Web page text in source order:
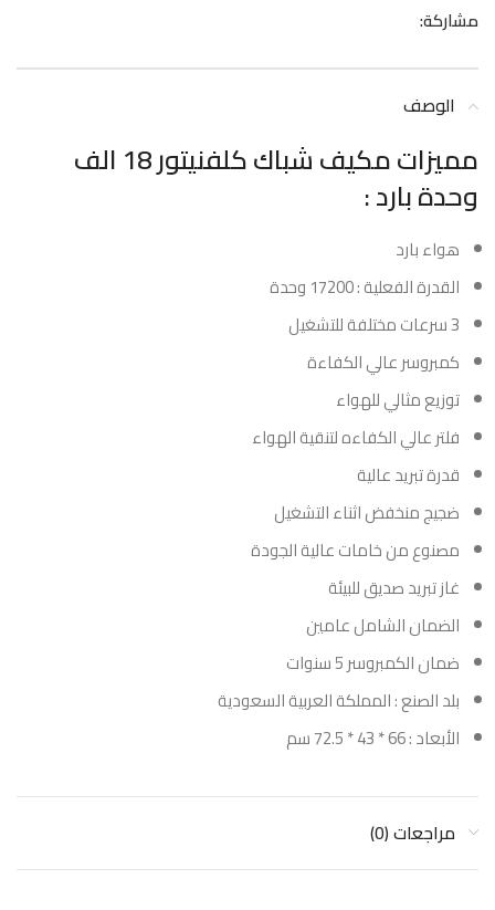
مشاركة:
الوصف
مميزات مكيف شباك كلفنيتور 18 الف
وحدة بارد :
هواء بارد
القدرة الفعلية : 17200 وحدة
3 سرعات مختلفة للتشغيل
كمبروسر عالي الكفاءة
توزيع مثالي للهواء
فلتر عالي الكفاءه لتنقية الهواء
قدرة تبريد عالية
ضجيج منخفض اثناء التشغيل
مصنوع من خامات عالية الجودة
غاز تبريد صديق للبيئة
الضمان الشامل عامين
ضمان الكمبروسر 5 سنوات
بلد الصنع : المملكة العربية السعودية
الأبعاد : 66 * 43 * 72.5 سم
مراجعات (0)